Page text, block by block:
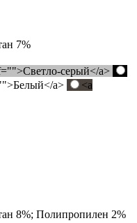
7%
серый</a>
a>
<a
8%; Полипропилен 2%